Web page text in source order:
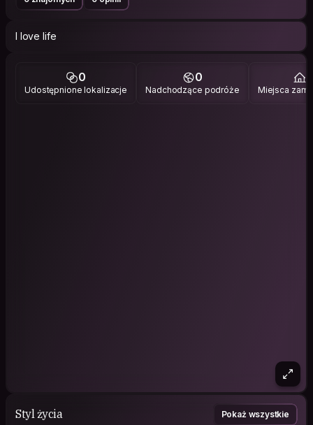
I love life
0
Udostępnione lokalizacje
0
Nadchodzące podróże Miejsca
Styl życia Pokaż wszystkie